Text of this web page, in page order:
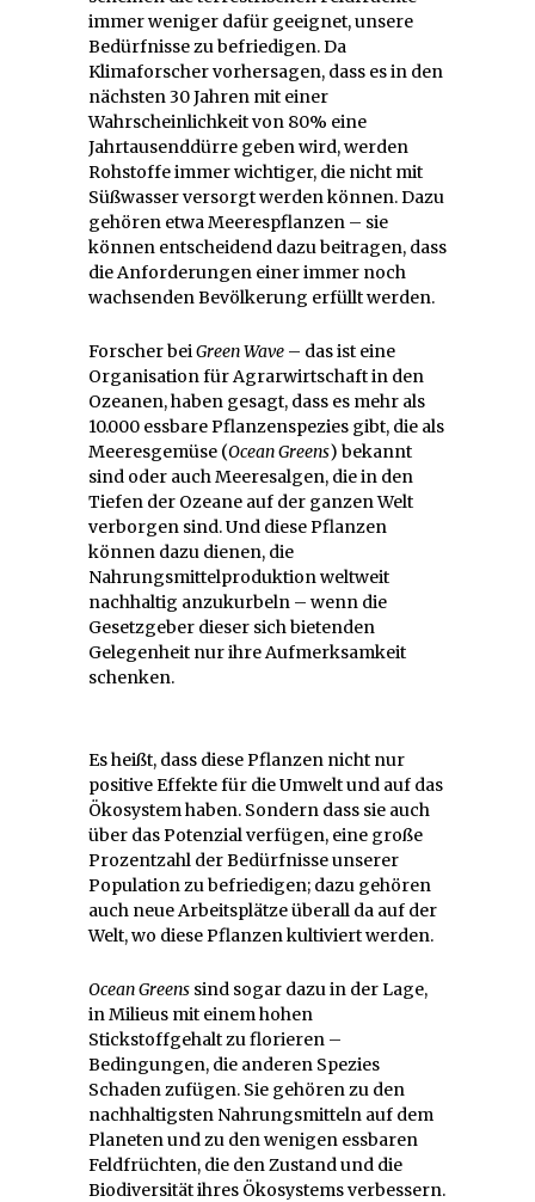
immer weniger dafür geeignet, unsere
Bedürfnisse zu befriedigen. Da
Klimaforscher vorhersagen, dass es in den
nächsten 30 Jahren mit einer
Wahrscheinlichkeit von 80% eine
Jahrtausenddürre geben wird, werden
Rohstoffe immer wichtiger, die nicht mit
Süßwasser versorgt werden können. Dazu
gehören etwa Meerespflanzen – sie
können entscheidend dazu beitragen, dass
die Anforderungen einer immer noch
wachsenden Bevölkerung erfüllt werden.
Forscher beiGreen Wave – das ist eine
Organisation für Agrarwirtschaft in den
Ozeanen, haben gesagt, dass es mehr als
10.000 essbare Pflanzenspezies gibt, die als
Meeresgemüse (Ocean Greens) bekannt
sind oder auch Meeresalgen, die in den
Tiefen der Ozeane auf der ganzen Welt
verborgen sind. Und diese Pflanzen
können dazu dienen, die
Nahrungsmittelproduktion weltweit
nachhaltig anzukurbeln – wenn die
Gesetzgeber dieser sich bietenden
Gelegenheit nur ihre Aufmerksamkeit
schenken.
Es heißt, dass diese Pflanzen nicht nur
positive Effekte für die Umwelt und auf das
Ökosystem haben. Sondern dass sie auch
über das Potenzial verfügen, eine große
Prozentzahl der Bedürfnisse unserer
Population zu befriedigen; dazu gehören
auch neue Arbeitsplätze überall da auf der
Welt, wo diese Pflanzen kultiviert werden.
Ocean Greens sind sogar dazu in der Lage,
in Milieus mit einem hohen
Stickstoffgehalt zu florieren –
Bedingungen, die anderen Spezies
Schaden zufügen. Sie gehören zu den
nachhaltigsten Nahrungsmitteln auf dem
Planeten und zu den wenigen essbaren
Feldfrüchten, die den Zustand und die
Biodiversität ihres Ökosystems verbessern.